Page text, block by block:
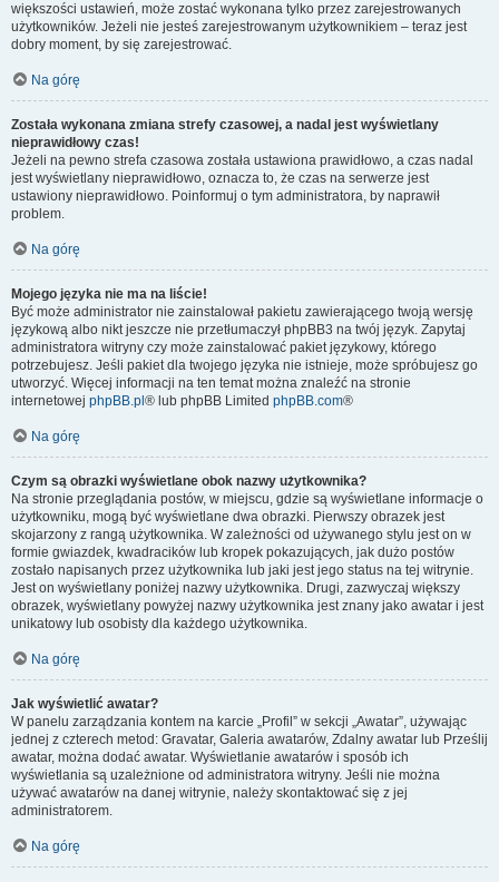
większości ustawień, może zostać wykonana tylko przez zarejestrowanych
użytkowników. Jeżeli nie jesteś zarejestrowanym użytkownikiem – teraz jest
dobry moment, by się zarejestrować.
Na górę
Została wykonana zmiana strefy czasowej, a nadal jest wyświetlany
nieprawidłowy czas!
Jeżeli na pewno strefa czasowa została ustawiona prawidłowo, a czas nadal
jest wyświetlany nieprawidłowo, oznacza to, że czas na serwerze jest
ustawiony nieprawidłowo. Poinformuj o tym administratora, by naprawił
problem.
Na górę
Mojego języka nie ma na liście!
Być może administrator nie zainstalował pakietu zawierającego twoją wersję
językową albo nikt jeszcze nie przetłumaczył phpBB3 na twój język. Zapytaj
administratora witryny czy może zainstalować pakiet językowy, którego
potrzebujesz. Jeśli pakiet dla twojego języka nie istnieje, może spróbujesz go
utworzyć. Więcej informacji na ten temat można znaleźć na stronie
internetowej phpBB.pl ® lub phpBB Limited phpBB.com®
Na górę
Czym są obrazki wyświetlane obok nazwy użytkownika?
Na stronie przeglądania postów, w miejscu, gdzie są wyświetlane informacje o
użytkowniku, mogą być wyświetlane dwa obrazki. Pierwszy obrazek jest
skojarzony z rangą użytkownika. W zależności od używanego stylu jest on w
formie gwiazdek, kwadracików lub kropek pokazujących, jak dużo postów
zostało napisanych przez użytkownika lub jaki jest jego status na tej witrynie.
Jest on wyświetlany poniżej nazwy użytkownika. Drugi, zazwyczaj większy
obrazek, wyświetlany powyżej nazwy użytkownika jest znany jako awatar i jest
unikatowy lub osobisty dla każdego użytkownika.
Na górę
Jak wyświetlić awatar?
W panelu zarządzania kontem na karcie „Profil” w sekcji „Awatar”, używając
jednej z czterech metod: Gravatar, Galeria awatarów, Zdalny awatar lub Prześlij
awatar, można dodać awatar. Wyświetlanie awatarów i sposób ich
wyświetlania są uzależnione od administratora witryny. Jeśli nie można
używać awatarów na danej witrynie, należy skontaktować się z jej
administratorem.
Na górę